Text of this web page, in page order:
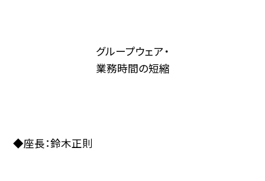
グループウェア・
業務時間の短縮
◆座長：鈴木正則